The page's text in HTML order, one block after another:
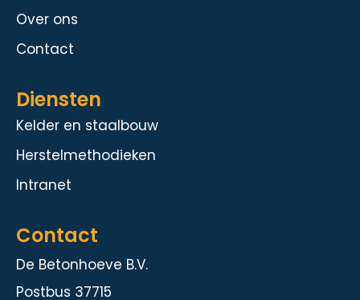
Over ons
Contact
Diensten
Kelder en staalbouw
Herstelmethodieken
Intranet
Contact
De Betonhoeve B.V.
Postbus 37715